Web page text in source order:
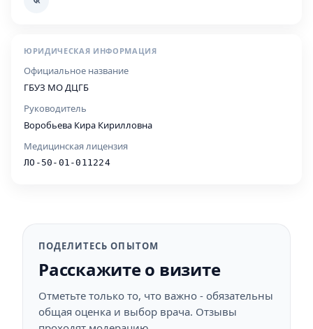
ЮРИДИЧЕСКАЯ ИНФОРМАЦИЯ
Официальное название
ГБУЗ МО ДЦГБ
Руководитель
Воробьева Кира Кирилловна
Медицинская лицензия
ЛО-50-01-011224
ПОДЕЛИТЕСЬ ОПЫТОМ
Расскажите о визите
Отметьте только то, что важно - обязательны
общая оценка и выбор врача. Отзывы